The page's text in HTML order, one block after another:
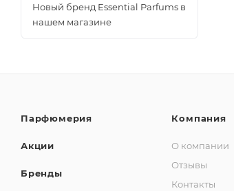
Новый бренд Essential Parfums в
нашем магазине
Парфюмерия
Акции
Бренды
Компания
О компании
Отзывы
Контакты